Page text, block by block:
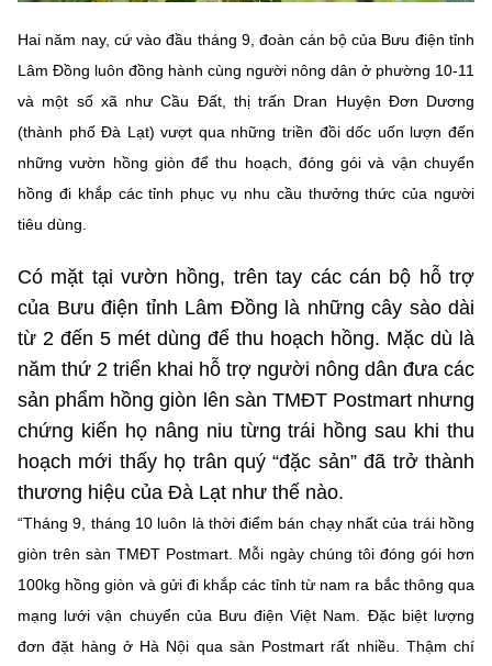
Tin địa phương
Tiêu chuẩn, đo lường, chất lượng
Năng lượng nguyên tử
Ảnh
Nhiệm vụ trọng tâm
BỘ KHOA HỌC VÀ CÔNG NGHỆ
MINISTRY OF SCIENCE AND TECHNOLOGY
Điều khoản sử dụng Theo dõi MST: Góp ý
Cơ quan chủ quản: Bộ Khoa học và Công nghệ (MST)
Chịu trách nhiệm nội dung: Nguyễn Thị Hải Hằng
Giám đốc Trung tâm Truyền thông Khoa học và Công nghệ.
Liên hệ
Điện thoại: 024 3936 9506
Email: stc@mst.gov.vn
©2026 Bản quyền thuộc Bộ Khoa Học và Công Nghệ
Hai năm nay, cứ vào đầu tháng 9, đoàn cán bộ của Bưu điện tỉnh
Lâm Đồng luôn đồng hành cùng người nông dân ở phường 10-11
và một số xã như Cầu Đất, thị trấn Dran Huyện Đơn Dương
(thành phố Đà Lạt) vượt qua những triền đồi dốc uốn lượn đến
những vườn hồng giòn để thu hoạch, đóng gói và vận chuyển
hồng đi khắp các tỉnh phục vụ nhu cầu thưởng thức của người
tiêu dùng.
Có mặt tại vườn hồng, trên tay các cán bộ hỗ trợ
của Bưu điện tỉnh Lâm Đồng là những cây sào dài
từ 2 đến 5 mét dùng để thu hoạch hồng. Mặc dù là
năm thứ 2 triển khai hỗ trợ người nông dân đưa các
sản phẩm hồng giòn lên sàn TMĐT Postmart nhưng
chứng kiến họ nâng niu từng trái hồng sau khi thu
hoạch mới thấy họ trân quý “đặc sản” đã trở thành
thương hiệu của Đà Lạt như thế nào.
“Tháng 9, tháng 10 luôn là thời điểm bán chạy nhất của trái hồng
giòn trên sàn TMĐT Postmart. Mỗi ngày chúng tôi đóng gói hơn
100kg hồng giòn và gửi đi khắp các tỉnh từ nam ra bắc thông qua
mạng lưới vận chuyển của Bưu điện Việt Nam. Đặc biệt lượng
đơn đặt hàng ở Hà Nội qua sàn Postmart rất nhiều. Thậm chí